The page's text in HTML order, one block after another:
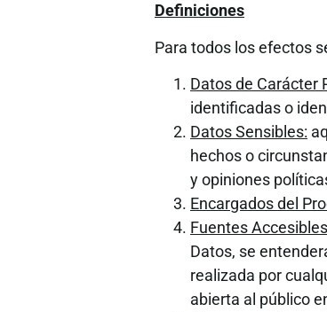
Definiciones
Para todos los efectos
Datos de Carácter
identificadas o
Datos Sensibles:
hechos o
y opiniones
Encargados del
Fuentes
Datos, se
realizada por
abierta al público